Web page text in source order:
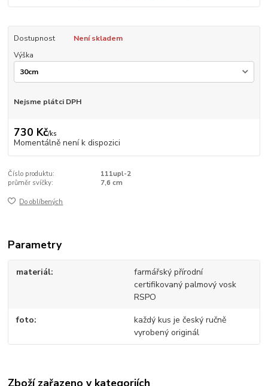
Dostupnost
Není skladem
Výška
Nejsme plátci DPH
730 Kč/ks
Momentálně není k dispozici
Číslo produktu:
111upl-2
průměr svíčky:
7,6 cm
Do oblíbených
Parametry
materiál
farmářský přírodní
certifikovaný palmový vosk
RSPO
foto
každý kus je český ručně
vyrobený originál
Zboží zařazeno v kategoriích